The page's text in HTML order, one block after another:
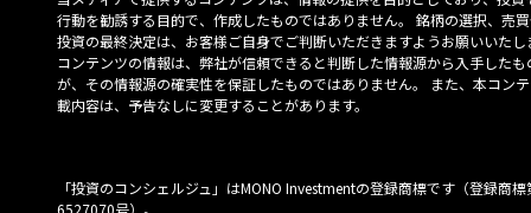
行動を勧誘する目的で、作成したものではありません。 銘柄の選択、売
投資の最終決定は、お客様ご自身でご判断いただきますようお願いいたし
コンテンツの情報は、弊社が信頼できると判断した情報源から入手したも
が、その情報源の確実性を保証したものではありません。 また、本コン
載内容は、予告なしに変更することがあります。
「投資のコンシェルジュ」はMONO Investmentの登録商標です（登録商標
6527070号）。